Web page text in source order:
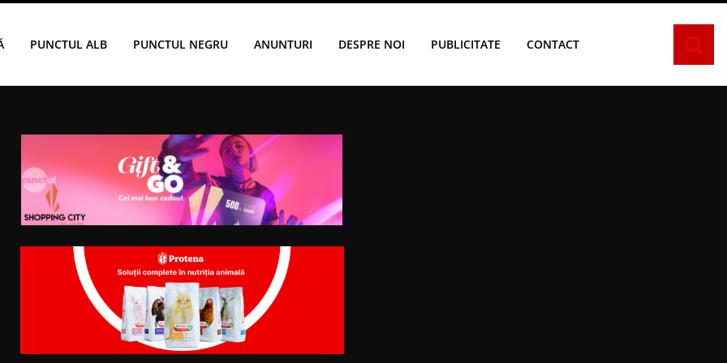
PUNCTUL ALB PUNCTUL NEGRU ANUNTURI DESPRE NOI PUBLICITATE CONTACT